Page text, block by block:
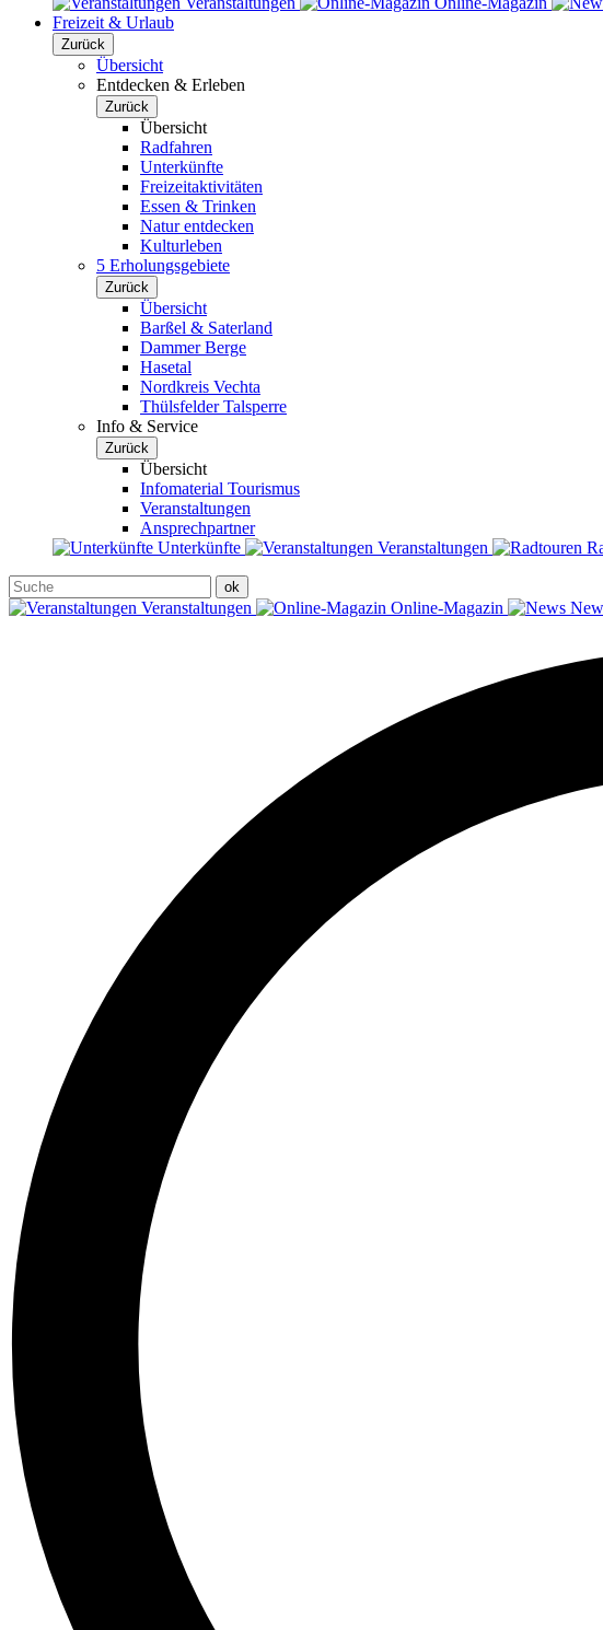
Freizeit & Urlaub
Zurück
Übersicht
Entdecken & Erleben
Zurück
Übersicht
Radfahren
Unterkünfte
Freizeitaktivitäten
Essen & Trinken
Natur entdecken
Kulturleben
5 Erholungsgebiete
Zurück
Übersicht
Barßel & Saterland
Dammer Berge
Hasetal
Nordkreis Vechta
Thülsfelder Talsperre
Info & Service
Zurück
Übersicht
Infomaterial Tourismus
Veranstaltungen
Ansprechpartner
Unterkünfte
Veranstaltungen
Veranstaltungen Online-Magazin